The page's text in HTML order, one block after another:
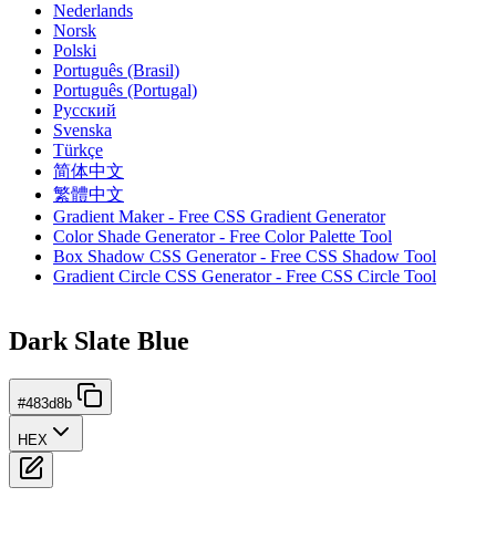
Nederlands
Norsk
Polski
Português (Brasil)
Português (Portugal)
Русский
Svenska
Türkçe
简体中文
繁體中文
Gradient Maker - Free CSS Gradient Generator
Color Shade Generator - Free Color Palette Tool
Box Shadow CSS Generator - Free CSS Shadow Tool
Gradient Circle CSS Generator - Free CSS Circle Tool
Dark Slate Blue
#483d8b
HEX